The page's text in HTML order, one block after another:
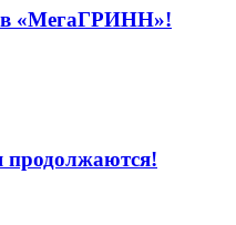
в «МегаГРИНН»!
продолжаются!